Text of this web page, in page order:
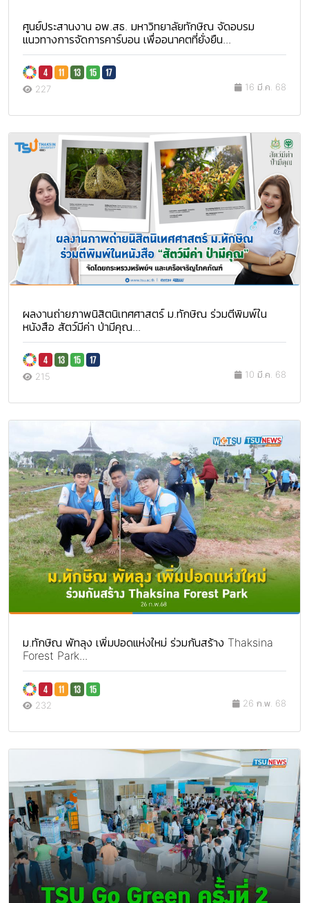
ศูนย์ประสานงาน อพ.สธ. มหาวิทยาลัยทักษิณ จัดอบรม
แนวทางการจัดการคาร์บอน เพื่ออนาคตที่ยั่งยืน...
227 16 มี.ค. 68
ผลงานถ่ายภาพนิสิตนิเทศศาสตร์ ม.ทักษิณ ร่วมตีพิมพ์ใน
หนังสือ สัตว์มีค่า ป่ามีคุณ...
215 10 มี.ค. 68
ม.ทักษิณ พัทลุง เพิ่มปอดแห่งใหม่ ร่วมกันสร้าง Thaksina
Forest Park...
232 26 ก.พ. 68